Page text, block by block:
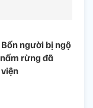
người bị ngộ
rừng đã